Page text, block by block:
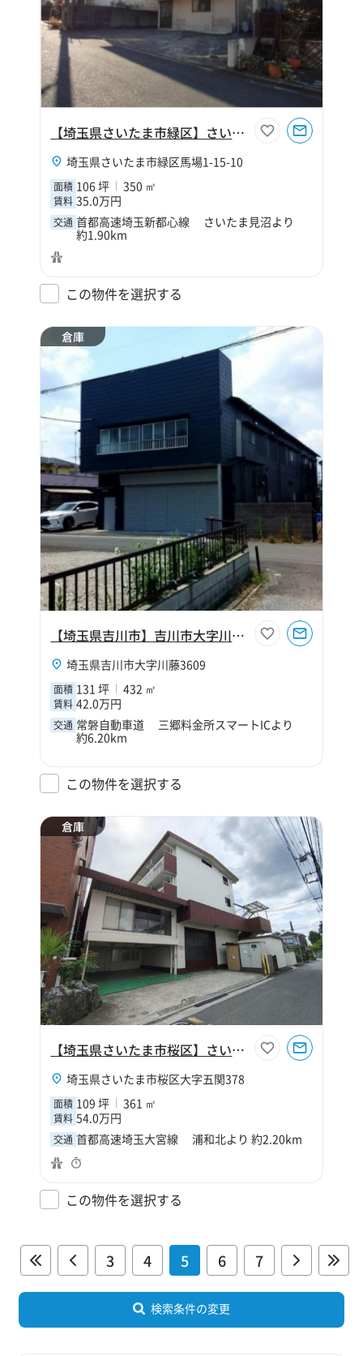
【埼玉県さいたま市緑区】さいたま市緑区馬場1丁目106坪作業所
埼玉県さいたま市緑区馬場1-15-10
面積 106 坪 350 ㎡
賃料 35.0万円
交通 首都高速埼玉新都心線 さいたま見沼より
約1.90km
この物件を選択する
倉庫
【埼玉県吉川市】吉川市大字川藤131坪倉庫
埼玉県吉川市大字川藤3609
面積 131 坪 432 ㎡
賃料 42.0万円
交通 常磐自動車道 三郷料金所スマートICより
約6.20km
この物件を選択する
倉庫
【埼玉県さいたま市桜区】さいたま市桜区大字五関109坪倉庫
埼玉県さいたま市桜区大字五関378
面積 109 坪 361 ㎡
賃料 54.0万円
交通 首都高速埼玉大宮線 浦和北より 約2.20km
この物件を選択する
3 4 5 6 7
検索条件の変更